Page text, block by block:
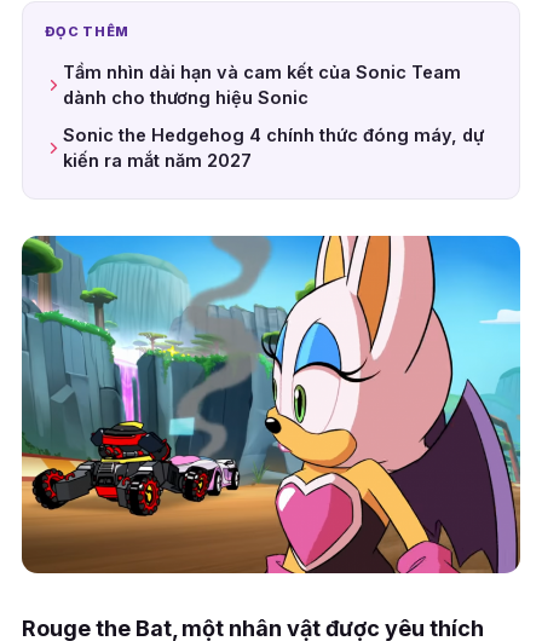
ĐỌC THÊM
Tầm nhìn dài hạn và cam kết của Sonic Team
dành cho thương hiệu Sonic
Sonic the Hedgehog 4 chính thức đóng máy, dự
kiến ra mắt năm 2027
Rouge the Bat, một nhân vật được yêu thích